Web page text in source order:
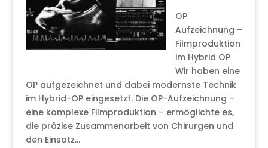
OP
Aufzeichnung –
Filmproduktion
im Hybrid OP
Wir haben eine
OP aufgezeichnet und dabei modernste Technik
im Hybrid-OP eingesetzt. Die OP-Aufzeichnung –
eine komplexe Filmproduktion – ermöglichte es,
die präzise Zusammenarbeit von Chirurgen und
den Einsatz...